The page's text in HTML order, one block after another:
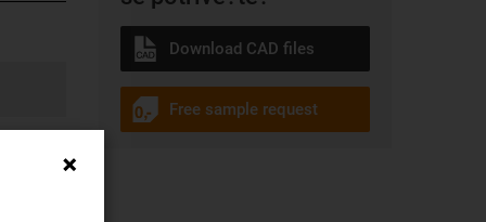
Download CAD files
Free sample request